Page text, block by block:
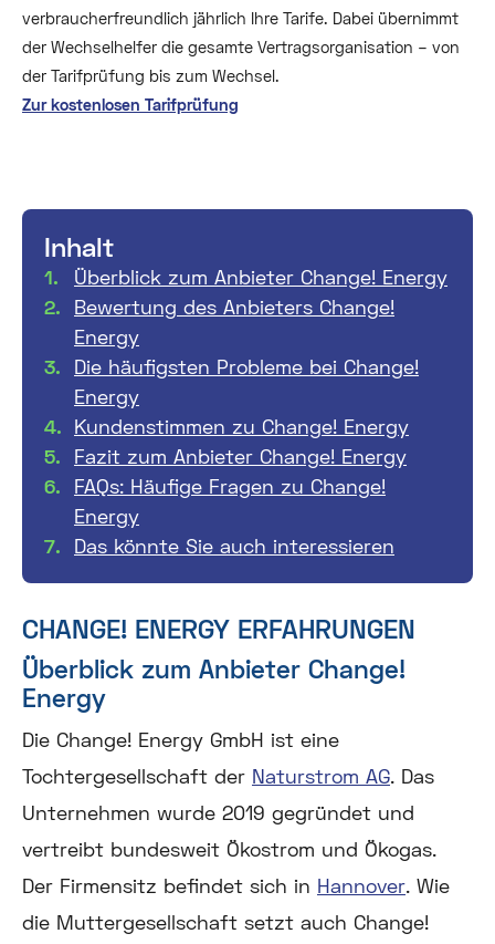
verbraucherfreundlich jährlich Ihre Tarife. Dabei übernimmt
der Wechselhelfer die gesamte Vertragsorganisation – von
der Tarifprüfung bis zum Wechsel.
Zur kostenlosen Tarifprüfung
Inhalt
Überblick zum Anbieter Change! Energy
Bewertung des Anbieters Change!
Energy
Die häufigsten Probleme bei Change!
Energy
Kundenstimmen zu Change! Energy
Fazit zum Anbieter Change! Energy
FAQs: Häufige Fragen zu Change!
Energy
Das könnte Sie auch interessieren
CHANGE! ENERGY ERFAHRUNGEN
Überblick zum Anbieter Change!
Energy
Die Change! Energy GmbH ist eine
Tochtergesellschaft der Naturstrom AG. Das
Unternehmen wurde 2019 gegründet und
vertreibt bundesweit Ökostrom und Ökogas.
Der Firmensitz befindet sich in Hannover. Wie
die Muttergesellschaft setzt auch Change!